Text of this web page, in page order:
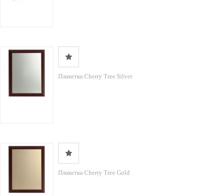
Плакетка Cherry Tree Silver
Плакетка Cherry Tree Gold